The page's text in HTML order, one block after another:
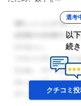
選考
以
続
クチコミ